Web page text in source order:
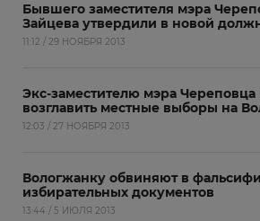
Бывшего заместителя мэра
Зайцева утвердили в новой
11:12 / 29 НОЯБРЯ 2013
Экс-заместителю мэра
возглавить местные выборы на
12:03 / 27 НОЯБРЯ 2013
Вологжанку обвиняют в
избирательных документов
13:44 / 5 ИЮЛЯ 2013